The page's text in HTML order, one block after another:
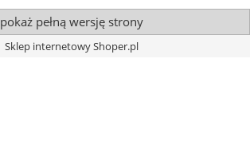
pokaż pełną wersję strony
Sklep internetowy Shoper.pl